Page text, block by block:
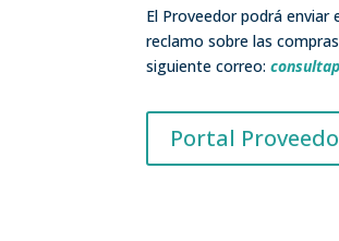
El Proveedor podrá enviar
reclamo sobre las
siguiente correo:
Portal